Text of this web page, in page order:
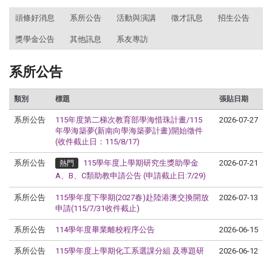
頭條好消息 系所公告 活動與演講 徵才訊息 招生公告
獎學金公告 其他訊息 系友專訪
系所公告
類別 標題 張貼日期
系所公告
115年度第二梯次教育部學海惜珠計畫/115
年學海築夢(新南向學海築夢計畫)開始徵件
(收件截止日：115/8/17)
2026-07-27
系所公告 熱門
115學年度上學期研究生獎助學金
A、B、C類助教申請公告 (申請截止日:7/29)
2026-07-21
系所公告
115學年度下學期(2027春)赴陸港澳交換開放
申請(115/7/31收件截止)
2026-07-13
系所公告 114學年度畢業離校程序公告 2026-06-15
系所公告
115學年度上學期化工系選課分組 及專題研
2026-06-12